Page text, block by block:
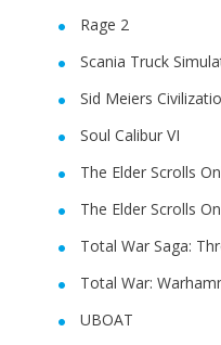
Rage 2
Scania Truck
Sid Meiers
Soul Calibur VI
The Elder Scrolls
The Elder Scrolls
Total War Saga:
Total War:
UBOAT